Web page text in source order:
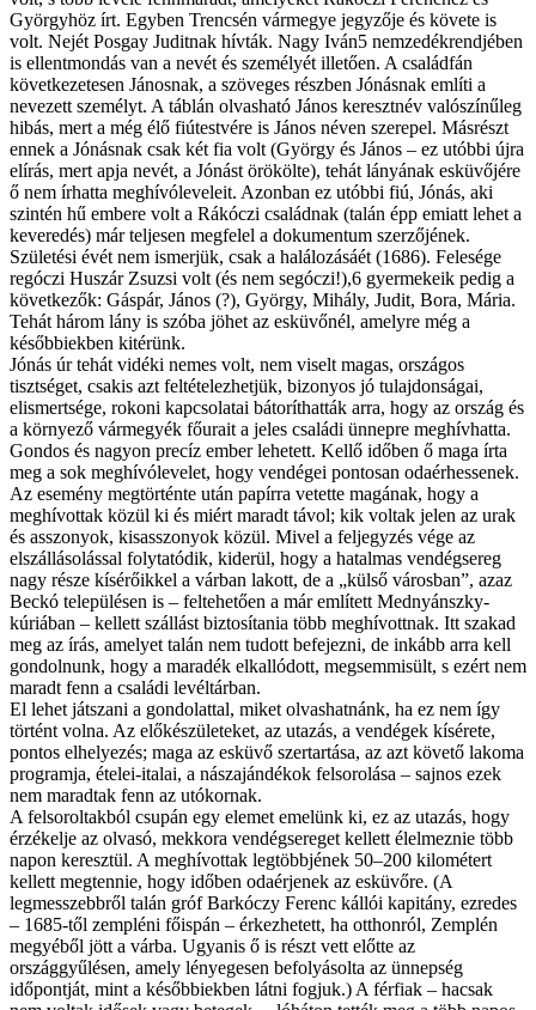
Györgyhöz írt. Egyben Trencsén vármegye jegyzője és követe is
volt. Nejét Posgay Juditnak hívták. Nagy Iván5 nemzedékrendjében
is ellentmondás van a nevét és személyét illetően. A családfán
következetesen Jánosnak, a szöveges részben Jónásnak említi a
nevezett személyt. A táblán olvasható János keresztnév valószínűleg
hibás, mert a még élő fiútestvére is János néven szerepel. Másrészt
ennek a Jónásnak csak két fia volt (György és János – ez utóbbi újra
elírás, mert apja nevét, a Jónást örökölte), tehát lányának esküvőjére
ő nem írhatta meghívóleveleit. Azonban ez utóbbi fiú, Jónás, aki
szintén hű embere volt a Rákóczi családnak (talán épp emiatt lehet a
keveredés) már teljesen megfelel a dokumentum szerzőjének.
Születési évét nem ismerjük, csak a halálozásáét (1686). Felesége
regóczi Huszár Zsuzsi volt (és nem segóczi!),6 gyermekeik pedig a
következők: Gáspár, János (?), György, Mihály, Judit, Bora, Mária.
Tehát három lány is szóba jöhet az esküvőnél, amelyre még a
későbbiekben kitérünk.
Jónás úr tehát vidéki nemes volt, nem viselt magas, országos
tisztséget, csakis azt feltételezhetjük, bizonyos jó tulajdonságai,
elismertsége, rokoni kapcsolatai bátoríthatták arra, hogy az ország és
a környező vármegyék főurait a jeles családi ünnepre meghívhatta.
Gondos és nagyon precíz ember lehetett. Kellő időben ő maga írta
meg a sok meghívólevelet, hogy vendégei pontosan odaérhessenek.
Az esemény megtörténte után papírra vetette magának, hogy a
meghívottak közül ki és miért maradt távol; kik voltak jelen az urak
és asszonyok, kisasszonyok közül. Mivel a feljegyzés vége az
elszállásolással folytatódik, kiderül, hogy a hatalmas vendégsereg
nagy része kísérőikkel a várban lakott, de a „külső városban”, azaz
Beckó településen is – feltehetően a már említett Mednyánszky-
kúriában – kellett szállást biztosítania több meghívottnak. Itt szakad
meg az írás, amelyet talán nem tudott befejezni, de inkább arra kell
gondolnunk, hogy a maradék elkallódott, megsemmisült, s ezért nem
maradt fenn a családi levéltárban.
El lehet játszani a gondolattal, miket olvashatnánk, ha ez nem így
történt volna. Az előkészületeket, az utazás, a vendégek kísérete,
pontos elhelyezés; maga az esküvő szertartása, az azt követő lakoma
programja, ételei-italai, a nászajándékok felsorolása – sajnos ezek
nem maradtak fenn az utókornak.
A felsoroltakból csupán egy elemet emelünk ki, ez az utazás, hogy
érzékelje az olvasó, mekkora vendégsereget kellett élelmeznie több
napon keresztül. A meghívottak legtöbbjének 50–200 kilométert
kellett megtennie, hogy időben odaérjenek az esküvőre. (A
legmesszebbről talán gróf Barkóczy Ferenc kállói kapitány, ezredes
– 1685-től zempléni főispán – érkezhetett, ha otthonról, Zemplén
megyéből jött a várba. Ugyanis ő is részt vett előtte az
országgyűlésen, amely lényegesen befolyásolta az ünnepség
időpontját, mint a későbbiekben látni fogjuk.) A férfiak – hacsak